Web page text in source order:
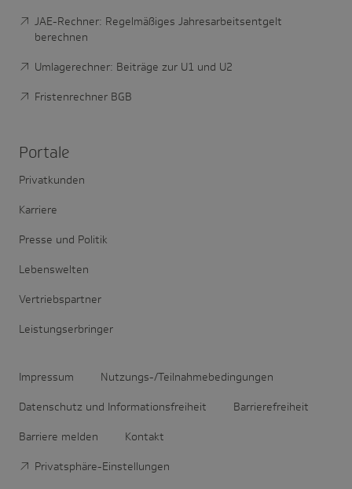
JAE-Rechner: Regelmäßiges Jahresarbeitsentgelt
berechnen
Umlagerechner: Beiträge zur U1 und U2
Fristenrechner BGB
Portale
Privatkunden
Karriere
Presse und Politik
Lebenswelten
Vertriebspartner
Leistungserbringer
Impressum Nutzungs-/Teilnahmebedingungen
Datenschutz und Informationsfreiheit Barrierefreiheit
Barriere melden Kontakt
Privatsphäre-Einstellungen